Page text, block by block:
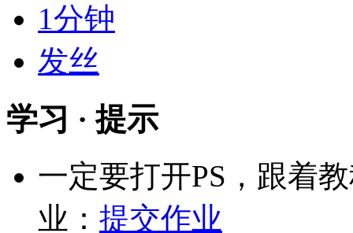
1分钟
发丝
学习 · 提示
一定要打开PS，跟着
业： 提交作业